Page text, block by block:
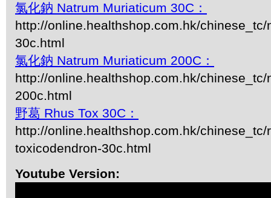
氯化鈉 Natrum Muriaticum 30C：
http://online.healthshop.com.hk/
30c.html
氯化鈉 Natrum Muriaticum 200C：
http://online.healthshop.com.hk/
200c.html
野葛 Rhus Tox 30C：
http://online.healthshop.com.hk/chinese_tc/
toxicodendron-30c.html
Youtube Version: